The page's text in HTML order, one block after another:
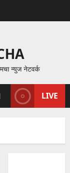
न्युज नेटवर्क
LIVE